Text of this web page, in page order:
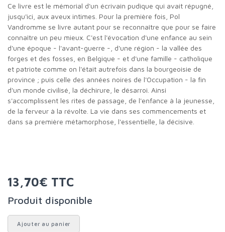
Ce livre est le mémorial d'un écrivain pudique qui avait répugné,
jusqu'ici, aux aveux intimes. Pour la première fois, Pol
Vandromme se livre autant pour se reconnaître que pour se faire
connaître un peu mieux. C'est l'évocation d'une enfance au sein
d'une époque - l'avant-guerre -, d'une région - la vallée des
forges et des fosses, en Belgique - et d'une famille - catholique
et patriote comme on l'était autrefois dans la bourgeoisie de
province ; puis celle des années noires de l'Occupation - la fin
d'un monde civilisé, la déchirure, le désarroi. Ainsi
s'accomplissent les rites de passage, de l'enfance à la jeunesse,
de la ferveur à la révolte. La vie dans ses commencements et
dans sa première métamorphose, l'essentielle, la décisive.
13,70€ TTC
Produit disponible
Ajouter au panier